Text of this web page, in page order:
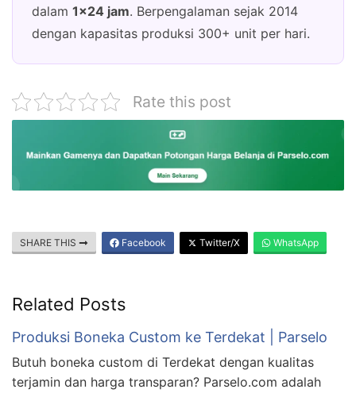
dalam 1×24 jam. Berpengalaman sejak 2014
dengan kapasitas produksi 300+ unit per hari.
Rate this post
SHARE THIS Facebook Twitter/X WhatsApp
Related Posts
Produksi Boneka Custom ke Terdekat | Parselo
Butuh boneka custom di Terdekat dengan kualitas
terjamin dan harga transparan? Parselo.com adalah